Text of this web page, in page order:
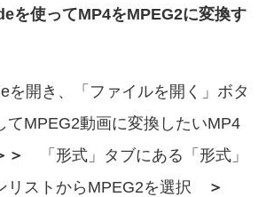
を使ってMP4をMPEG2に変換す
を開き、「ファイルを開く」ボタ
てMPEG2動画に変換したいMP4
＞
「形式」タブにある「形式」
リストからMPEG2を選択
＞